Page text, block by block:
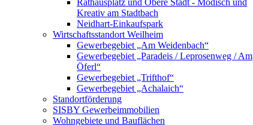
Kreativ am Stadtbach
Neidhart-Einkaufspark
Wirtschaftsstandort Weilheim
Gewerbegebiet „Am Weidenbach“
Gewerbegebiet „Paradeis / Leprosenweg / Am
Öferl“
Gewerbegebiet „Trifthof“
Gewerbegebiet „Achalaich“
Standortförderung
SISBY Gewerbeimmobilien
Wohngebiete und Bauflächen